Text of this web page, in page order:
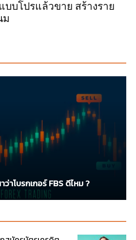
บบโปรแล้วขาย สร้างราย
ม
าโบรกเกอร์ FBS ดีไหม ?